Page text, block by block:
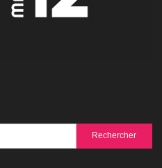
Rechercher :